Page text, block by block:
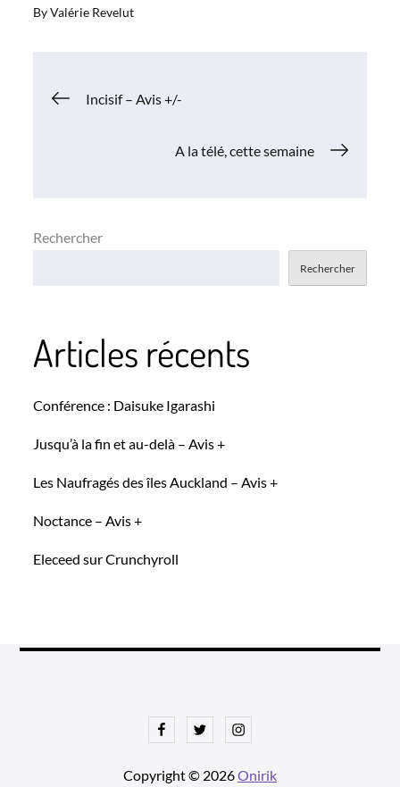
ByValérie Revelut
Navigation
Incisif – Avis +/-
A la télé, cette semaine
Rechercher
Rechercher
Articles récents
Conférence : Daisuke Igarashi
Jusqu’à la fin et au-delà – Avis +
Les Naufragés des îles Auckland – Avis +
Noctance – Avis +
Eleceed sur Crunchyroll
FacebookTwitterInstagram
Copyright © 2026Onirik